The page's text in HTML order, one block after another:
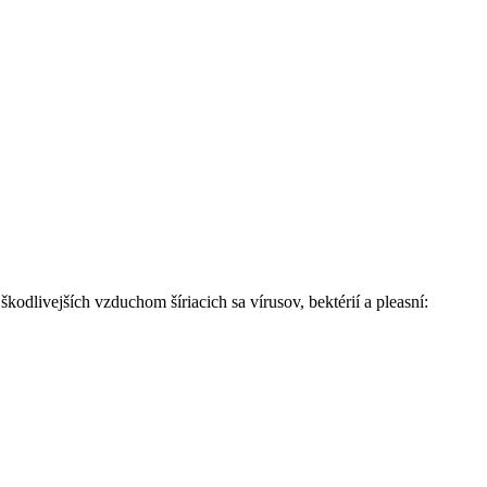
vzduchom šíriacich sa vírusov, bektérií a pleasní: